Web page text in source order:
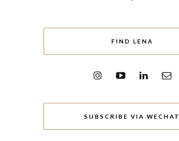
FIND LENA
SUBSCRIBE VIA WECHAT